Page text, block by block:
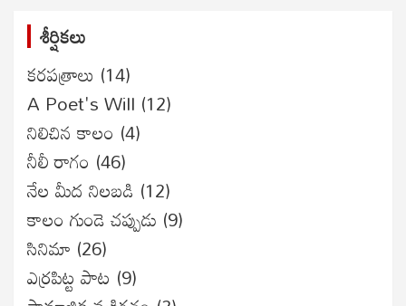
శీర్షికలు
కరపత్రాలు (14)
A Poet's Will (12)
నిలిచిన కాలం (4)
నీలీ రాగం (46)
నేల మీద నిలబడి (12)
కాలం గుండె చప్పుడు (9)
సినిమా (26)
ఎర్రపిట్ట పాట (9)